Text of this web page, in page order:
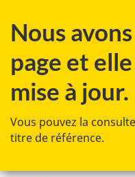
Nous
page et
mise à jour.
Vous pouvez la
titre de référence.